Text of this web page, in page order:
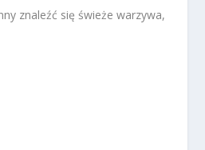
znaleźć się świeże warzywa,